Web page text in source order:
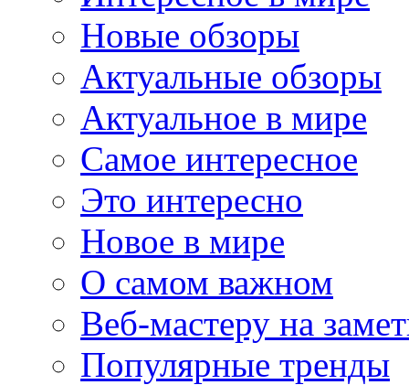
Новые обзоры
Актуальные обзоры
Актуальное в мире
Самое интересное
Это интересно
Новое в мире
О самом важном
Веб-мастеру на
Популярные тренды